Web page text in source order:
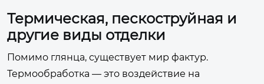
Термическая, пескоструйная и
другие виды отделки
Помимо глянца, существует мир фактур.
Термообработка — это воздействие на